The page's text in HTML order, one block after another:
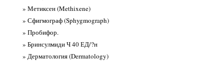
» Метиксен (Methixene)
» Сфигмограф (Sphygmograph)
» Пробифор.
» Бринсулмиди Ч 40 ЕД/?н
» Дерматология (Dermatology)